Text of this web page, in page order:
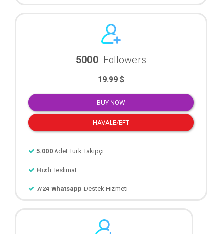
5000 Followers
19.99 $
BUY NOW
HAVALE/EFT
5.000 Adet Türk Takipçi
Hızlı Teslimat
7/24 Whatsapp Destek Hizmeti